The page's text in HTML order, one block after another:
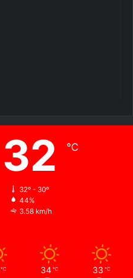
32 ℃
32º - 30º
44%
3.58 km/h
℃ 34 ℃ 33 ℃